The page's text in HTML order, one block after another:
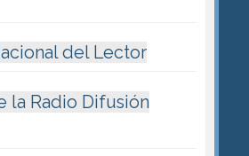
del Lector
la Radio Difusión